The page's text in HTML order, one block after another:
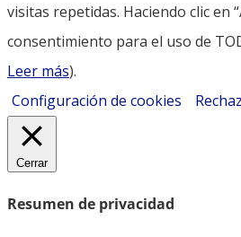
visitas repetidas. Haciendo clic en
consentimiento para el uso de
Leer más).
Configuración de cookies
Cerrar
Resumen de privacidad